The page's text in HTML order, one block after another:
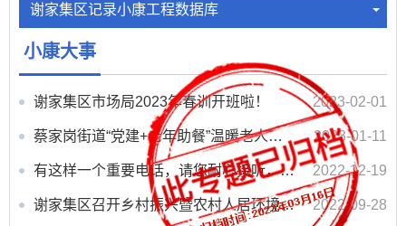
谢家集区记录小康工程数据库
小康大事
2023-02-01
谢家集区市场局2023年春训开班啦！
2023-01-11
蔡家岗街道“党建+老年助餐”温暖老人幸福“食”光
2022-12-19
有这样一个重要电话，请您耐心接听，为平安谢家集代言！
2022-09-28
谢家集区召开乡村振兴暨农村人居环境整治工作现场会